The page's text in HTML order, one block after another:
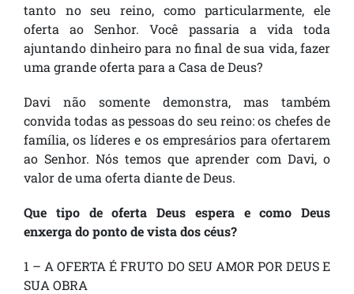
tanto no seu reino, como particularmente, ele
oferta ao Senhor. Você passaria a vida toda
ajuntando dinheiro para no final de sua vida, fazer
uma grande oferta para a Casa de Deus?
Davi não somente demonstra, mas também
convida todas as pessoas do seu reino: os chefes de
família, os líderes e os empresários para ofertarem
ao Senhor. Nós temos que aprender com Davi, o
valor de uma oferta diante de Deus.
Que tipo de oferta Deus espera e como Deus
enxerga do ponto de vista dos céus?
1 – A OFERTA É FRUTO DO SEU AMOR POR DEUS E
SUA OBRA